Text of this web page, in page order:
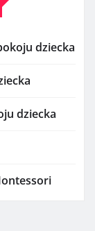
dziecka
dziecka